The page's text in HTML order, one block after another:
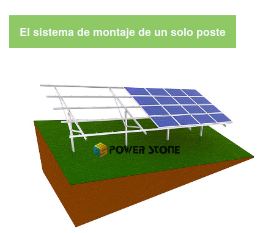
El sistema de montaje de un solo poste